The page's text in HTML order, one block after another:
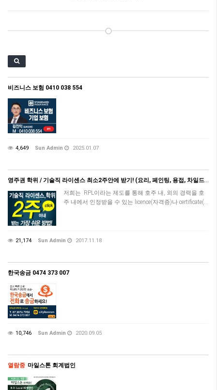
비즈니스 보험 0410 038 554
4,649 Sun Admin 2025.01.07
저희는 RPL이라는 제도를 통해 호주 내, 외의 경력을 호
주 내에서 인정받을 수 있는 licence(자격증)나 certificate(…
21,174 Sun Admin 2017.11.18
한국송금 0474 373 007
10,746 Sun Admin 2020.09.05
열람중 마일스톤 회계법인